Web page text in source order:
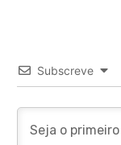
Subscreve